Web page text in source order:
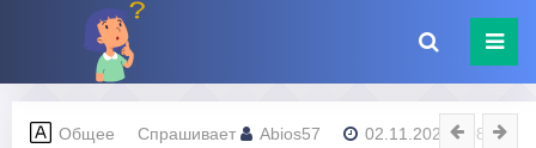
Общее Спрашивает Abios57 02.11.2023 - 08:07